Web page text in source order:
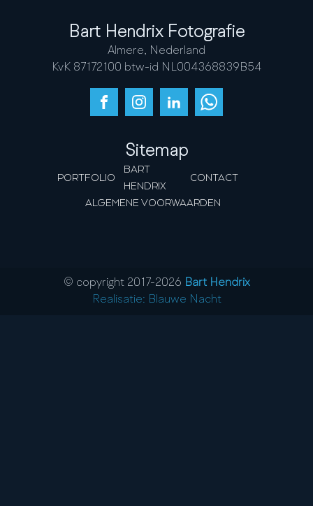
Bart Hendrix Fotografie
Almere, Nederland
KvK 87172100 btw-id NL004368839B54
Sitemap
PORTFOLIO
BART
HENDRIX
CONTACT
ALGEMENE VOORWAARDEN
© copyright 2017-2026 Bart Hendrix
Realisatie: Blauwe Nacht